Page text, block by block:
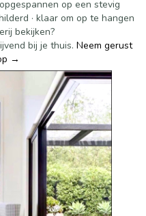
op een stevig
· klaar om op te hangen
bekijken?
bij je thuis. Neem gerust
→